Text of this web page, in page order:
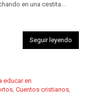
en una cestita...
Seguir leyendo
educar en
, Cuentos cristianos,